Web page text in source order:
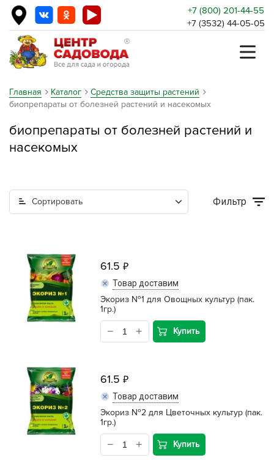
+7 (800) 201-44-55
+7 (3532) 44-05-05
Главная Каталог
Средства защиты растений
биопрепараты от болезней растений и насекомых
биопрепараты от болезней растений и
насекомых
Сортировать Фильтр
61.5
Товар доставим
Экориз №1 для Овощных культур (пак.
1гр.)
Купить
61.5
Товар доставим
Экориз №2 для Цветочных культур (пак.
1гр.)
Купить